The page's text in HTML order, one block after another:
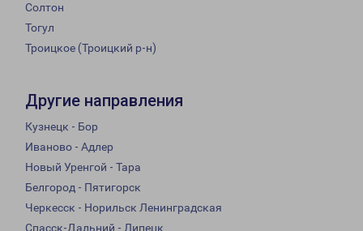
Солтон
Тогул
Троицкое (Троицкий р-н)
Другие направления
Кузнецк - Бор
Иваново - Адлер
Новый Уренгой - Тара
Белгород - Пятигорск
Черкесск - Норильск Ленинградская
Спасск-Дальний - Липецк